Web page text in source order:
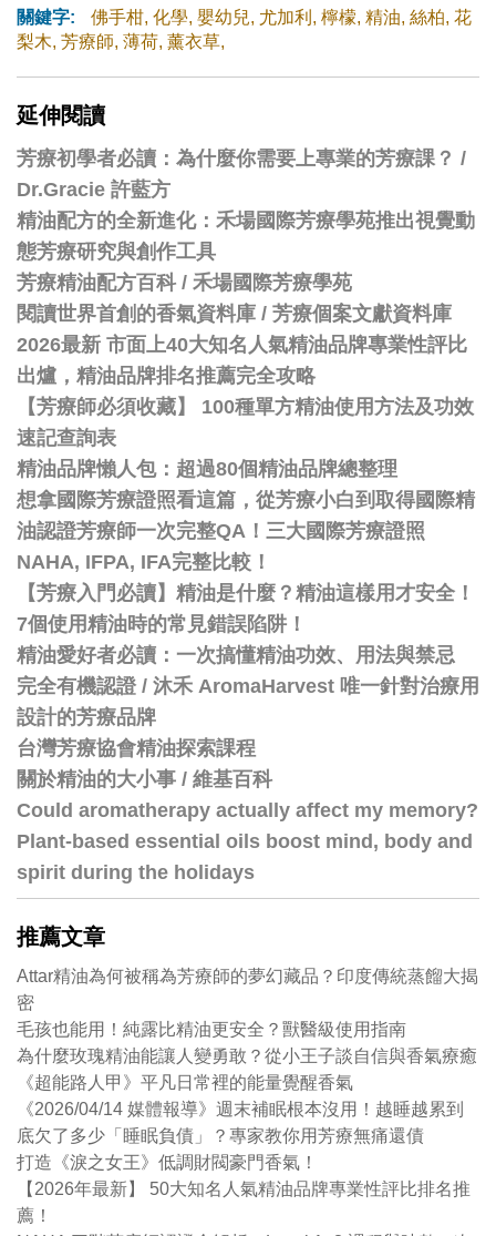
關鍵字: 佛手柑, 化學, 嬰幼兒, 尤加利 , 檸檬, 精油, 絲柏, 花
梨木, 芳療師, 薄荷, 薰衣草,
延伸閱讀
芳療初學者必讀：為什麼你需要上專業的芳療課？ /
Dr.Gracie 許藍方
精油配方的全新進化：禾場國際芳療學苑推出視覺動
態芳療研究與創作工具
芳療精油配方百科 / 禾場國際芳療學苑
閱讀世界首創的香氣資料庫 / 芳療個案文獻資料庫
2026最新 市面上40大知名人氣精油品牌專業性評比
出爐，精油品牌排名推薦完全攻略
【芳療師必須收藏】 100種單方精油使用方法及功效
速記查詢表
精油品牌懶人包：超過80個精油品牌總整理
想拿國際芳療證照看這篇，從芳療小白到取得國際精
油認證芳療師一次完整QA！三大國際芳療證照
NAHA, IFPA, IFA完整比較！
【芳療入門必讀】精油是什麼？精油這樣用才安全！
7個使用精油時的常見錯誤陷阱！
精油愛好者必讀：一次搞懂精油功效、用法與禁忌
完全有機認證 / 沐禾 AromaHarvest 唯一針對治療用
設計的芳療品牌
台灣芳療協會精油探索課程
關於精油的大小事 / 維基百科
Could aromatherapy actually affect my memory?
Plant-based essential oils boost mind, body and
spirit during the holidays
推薦文章
Attar精油為何被稱為芳療師的夢幻藏品？印度傳統蒸餾大揭
密
毛孩也能用！純露比精油更安全？獸醫級使用指南
為什麼玫瑰精油能讓人變勇敢？從小王子談自信與香氣療癒
《超能路人甲》平凡日常裡的能量覺醒香氣
《2026/04/14 媒體報導》週末補眠根本沒用！越睡越累到
底欠了多少「睡眠負債」？專家教你用芳療無痛還債
打造《淚之女王》低調財閥豪門香氣！
【2026年最新】 50大知名人氣精油品牌專業性評比排名推
薦！